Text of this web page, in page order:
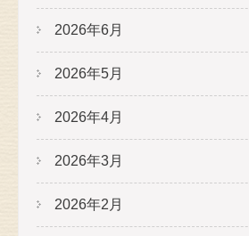
2026年6月
2026年5月
2026年4月
2026年3月
2026年2月